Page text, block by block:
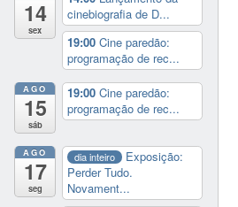
14
sex
cinebiografia de D...
19:00Cine paredão:
programação de rec...
AGO
15
sáb
19:00Cine paredão:
programação de rec...
AGO
17
seg
dia inteiro
Exposição:
Perder Tudo.
Novament...